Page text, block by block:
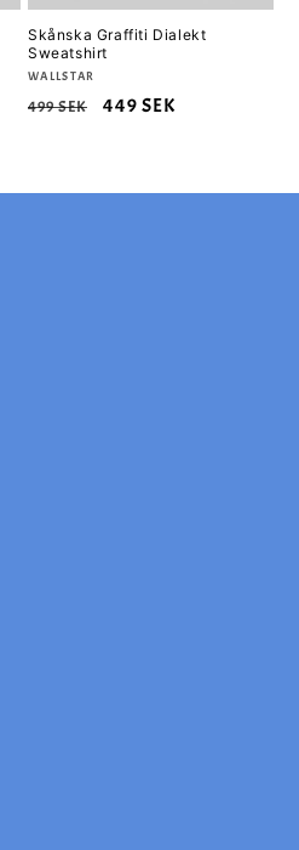
Skånska Graffiti Dialekt
Sweatshirt
Säljare:
WALLSTAR
Ordinarie
499 SEK Försäljningspris
449 SEK